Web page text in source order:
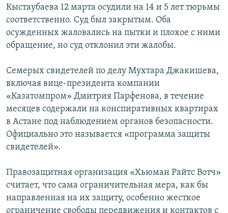
Кыстаубаева 12 марта осудили на 14 и 5 лет тюрьмы
соответственно. Суд был закрытым. Оба
осужденных жаловались на пытки и плохое с ними
обращение, но суд отклонил эти жалобы.
Семерых свидетелей по делу Мухтара Джакишева,
включая вице-президента компании
«Казатомпром» Дмитрия Парфенова, в течение
месяцев содержали на конспиративных квартирах
в Астане под наблюдением органов безопасности.
Официально это называется «программа защиты
свидетелей».
Правозащитная организация «Хьюман Райтс Вотч»
считает, что сама ограничительная мера, как бы
направленная на их защиту, особенно жесткое
ограничение свободы передвижения и контактов с